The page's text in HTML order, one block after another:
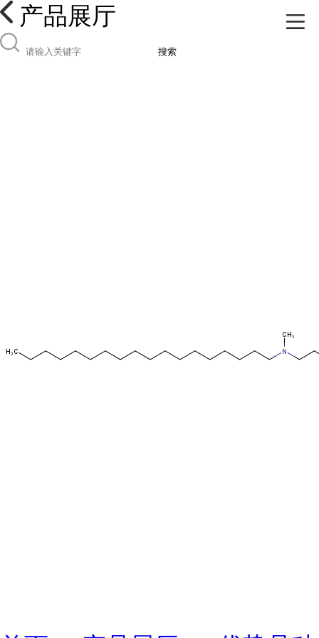
产品展厅
搜索